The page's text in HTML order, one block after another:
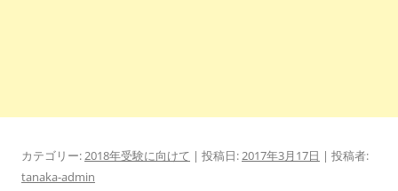
カテゴリー:2018年受験に向けて | 投稿日:2017年3月17日 | 投稿者:
tanaka-admin